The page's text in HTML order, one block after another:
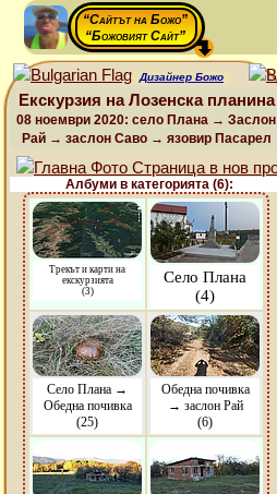
“Сайтът на Божо”
“Божовият Сайт”
Дизайнер Божо
Екскурзия на Лозенска планина
08 ноември 2020: село Плана → Заслон
Рай → заслон Саво → язовир Пасарел
Албуми в категорията (6):
Трекът и карти на
екскурзията
(3)
Село Плана
(4)
Село Плана →
Обедна почивка
(25)
Обедна почивка
→ заслон Рай
(6)